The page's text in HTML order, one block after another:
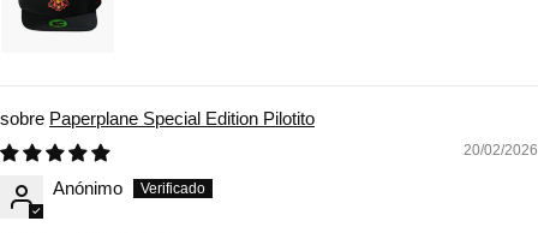
Paperplane Special Edition Pilotito
20/02/2026
Anónimo